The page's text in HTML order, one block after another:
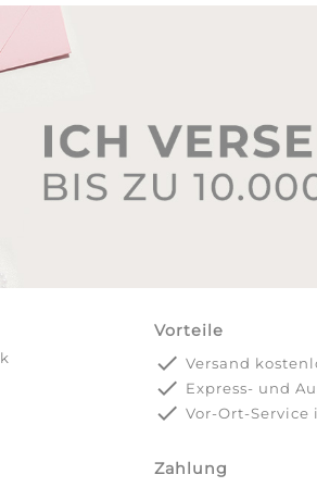
Vorteile
done Versand
done Express- und
done Vor-Ort-
Zahlung